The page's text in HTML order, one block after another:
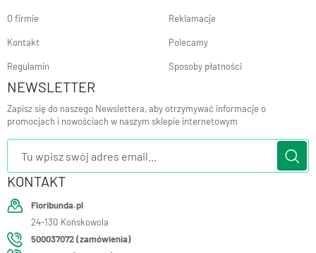
O firmie
Kontakt
Regulamin
Reklamacje
Polecamy
Sposoby płatności
NEWSLETTER
Zapisz się do naszego Newslettera, aby otrzymywać informacje o
promocjach i nowościach w naszym sklepie internetowym
KONTAKT
Floribunda.pl
24-130 Końskowola
500037072 (zamówienia)